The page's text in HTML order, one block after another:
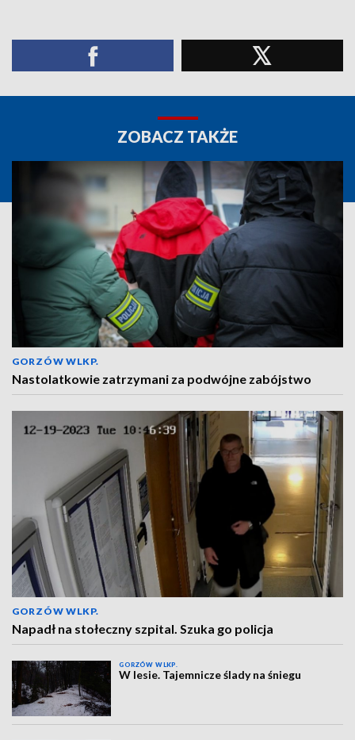
ZOBACZ TAKŻE
GORZÓW WLKP.
Nastolatkowie zatrzymani za podwójne zabójstwo
GORZÓW WLKP.
Napadł na stołeczny szpital. Szuka go policja
GORZÓW WLKP.
W lesie. Tajemnicze ślady na śniegu